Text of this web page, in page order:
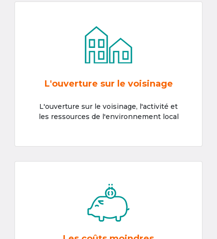
L'ouverture sur le voisinage
L'ouverture sur le voisinage, l'activité et
les ressources de l'environnement local